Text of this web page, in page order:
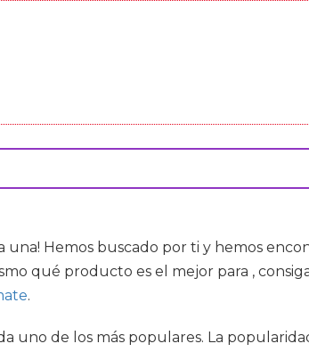
Hemos buscado por ti y hemos
qué producto es el mejor para ,
.
uno de los más populares. La